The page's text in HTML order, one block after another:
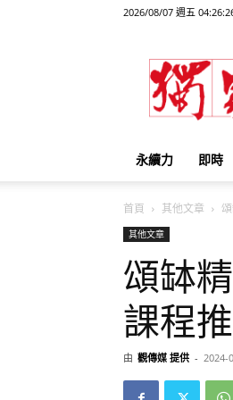
2026/08/07 週五
永續力 即時
首頁 其他文章
其他文章
頌缽
課程
由 觀傳媒 提供 - 2024-